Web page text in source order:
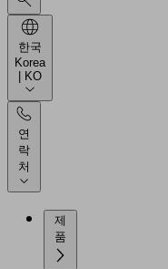
한국
Korea
| KO
연
락
처
제